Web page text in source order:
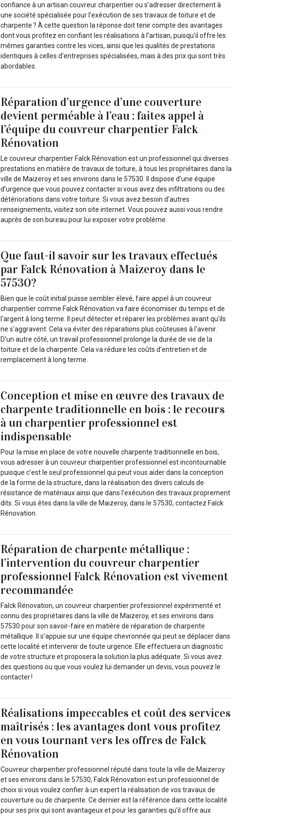
confiance à un artisan couvreur charpentier ou s’adresser directement à
une société spécialisée pour l’exécution de ses travaux de toiture et de
charpente ? À cette question la réponse doit tenir compte des avantages
dont vous profitez en confiant les réalisations à l’artisan, puisqu’il offre les
mêmes garanties contre les vices, ainsi que les qualités de prestations
identiques à celles d’entreprises spécialisées, mais à des prix qui sont très
abordables.
Réparation d’urgence d’une couverture
devient perméable à l’eau : faites appel à
l’équipe du couvreur charpentier Falck
Rénovation
Le couvreur charpentier Falck Rénovation est un professionnel qui diverses
prestations en matière de travaux de toiture, à tous les propriétaires dans la
ville de Maizeroy et ses environs dans le 57530. Il dispose d’une équipe
d’urgence que vous pouvez contacter si vous avez des infiltrations ou des
détériorations dans votre toiture. Si vous avez besoin d’autres
renseignements, visitez son site internet. Vous pouvez aussi vous rendre
auprès de son bureau pour lui exposer votre problème.
Que faut-il savoir sur les travaux effectués
par Falck Rénovation à Maizeroy dans le
57530?
Bien que le coût initial puisse sembler élevé, faire appel à un couvreur
charpentier comme Falck Rénovation va faire économiser du temps et de
l'argent à long terme. Il peut détecter et réparer les problèmes avant qu'ils
ne s'aggravent. Cela va éviter des réparations plus coûteuses à l'avenir.
D'un autre côté, un travail professionnel prolonge la durée de vie de la
toiture et de la charpente. Cela va réduire les coûts d'entretien et de
remplacement à long terme.
Conception et mise en œuvre des travaux de
charpente traditionnelle en bois : le recours
à un charpentier professionnel est
indispensable
Pour la mise en place de votre nouvelle charpente traditionnelle en bois,
vous adresser à un couvreur charpentier professionnel est incontournable
puisque c’est le seul professionnel qui peut vous aider dans la conception
de la forme de la structure, dans la réalisation des divers calculs de
résistance de matériaux ainsi que dans l’exécution des travaux proprement
dits. Si vous êtes dans la ville de Maizeroy, dans le 57530, contactez Falck
Rénovation.
Réparation de charpente métallique :
l’intervention du couvreur charpentier
professionnel Falck Rénovation est vivement
recommandée
Falck Rénovation, un couvreur charpentier professionnel expérimenté et
connu des propriétaires dans la ville de Maizeroy, et ses environs dans
57530 pour son savoir-faire en matière de réparation de charpente
métallique. Il s’appuie sur une équipe chevronnée qui peut se déplacer dans
cette localité et intervenir de toute urgence. Elle effectuera un diagnostic
de votre structure et proposera la solution la plus adéquate. Si vous avez
des questions ou que vous voulez lui demander un devis, vous pouvez le
contacter !
Réalisations impeccables et coût des services
maîtrisés : les avantages dont vous profitez
en vous tournant vers les offres de Falck
Rénovation
Couvreur charpentier professionnel réputé dans toute la ville de Maizeroy
et ses environs dans le 57530, Falck Rénovation est un professionnel de
choix si vous voulez confier à un expert la réalisation de vos travaux de
couverture ou de charpente. Ce dernier est la référence dans cette localité
pour ses prix qui sont avantageux et pour les garanties qu’il offre aux